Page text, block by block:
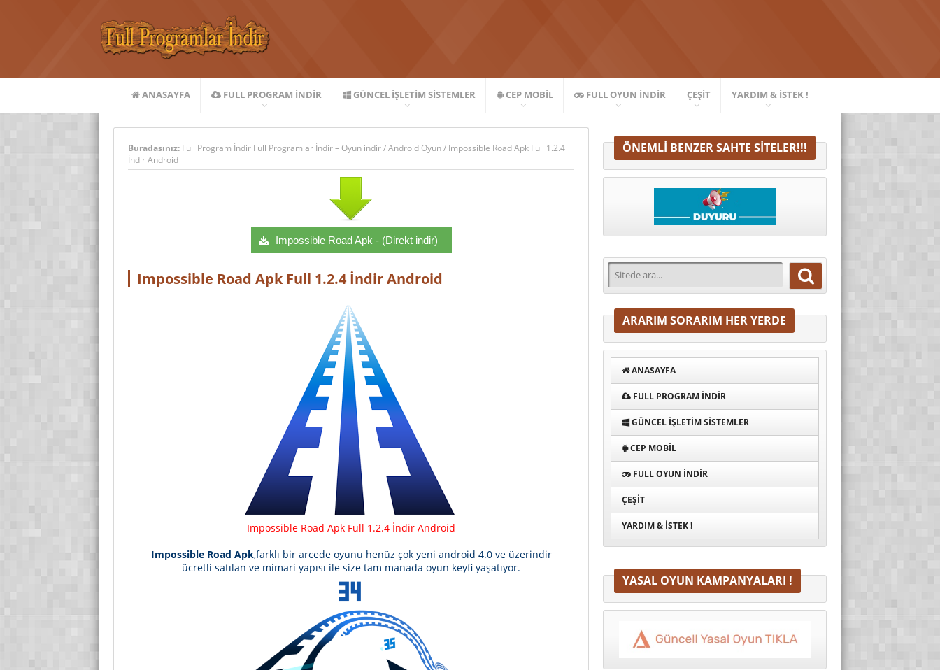
ANASAYFA FULL PROGRAM INDIR GÜNCEL İŞLETIM SISTEMLER CEP MOBIL FULL OYUN İNDIR ÇEŞIT YARDIM & İSTEK !
Buradasınız: Full Program İndir Full Programlar İndir – Oyun indir/Android Oyun/ Impossible Road Apk Full 1.2.4
İndir Android
Impossible Road Apk - (Direkt indir)
Impossible Road Apk Full 1.2.4 İndir Android
Impossible Road Apk Full 1.2.4 İndir Android
Impossible Road Apk,farklı bir arcede oyunu henüz çok yeni android 4.0 ve üzerindir
ücretli satılan ve mimari yapısı ile size tam manada oyun keyfi yaşatıyor.
ÖNEMLI BENZER SAHTE SITELER!!!
ARARIM SORARIM HER YERDE
ANASAYFA
FULL PROGRAM INDIR
GÜNCEL İŞLETIM SISTEMLER
CEP MOBIL
FULL OYUN İNDIR
ÇEŞIT
YARDIM & İSTEK !
YASAL OYUN KAMPANYALARI !